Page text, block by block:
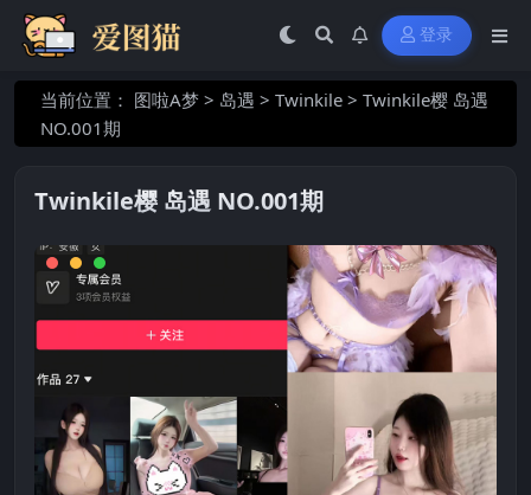
登录
当前位置： 图啦A梦 > 岛遇 > Twinkile > Twinkile樱 岛遇
NO.001期
Twinkile樱 岛遇 NO.001期